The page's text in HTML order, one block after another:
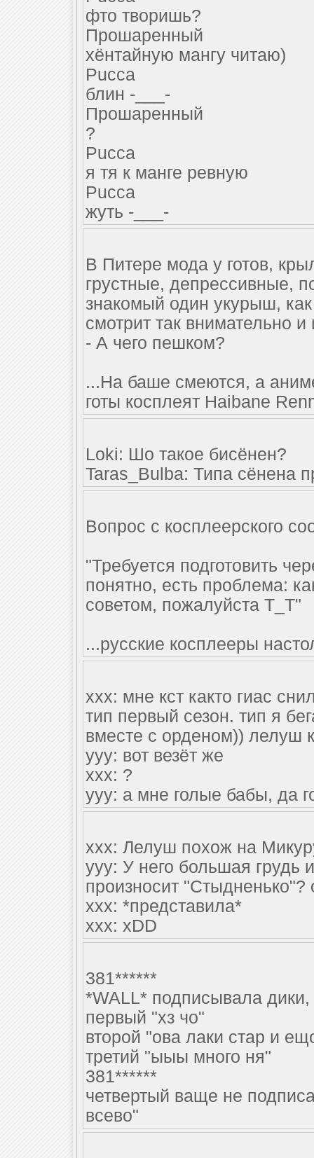
фто творишь?
Прошаренный
хёнтайную мангу читаю)
Pucca
блин -___-
Прошаренный
?
Pucca
я тя к манге ревную
Pucca
жуть -___-
В Питере мода у готов,
грустные, депрессивные,
знакомый один укурыш,
смотрит так внимательно и
- А чего пешком?
...На баше смеются, а
готы косплеят Haibane
Loki: Шо такое бисёнен?
Taras_Bulba: Типа сёнена
Вопрос с косплеерского
"Требуется подготовить
понятно, есть проблема:
советом, пожалуйста Т_Т"
...русские косплееры
ххх: мне кст както гиас
тип первый сезон. тип я
вместе с орденом)) лелуш
yyy: вот везёт же
xxx: ?
yyy: а мне голые бабы, да
xxx: Лелуш похож на
yyy: У него большая грудь
произносит "Стыдненько"?
xxx: *представила*
xxx: xDD
381******
*WALL* подписывала
первый "хз чо"
второй "ова лаки стар и
третий "ыыы много ня"
381******
четвертый ваще не
всево"